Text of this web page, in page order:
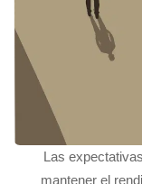
Las
mantener el